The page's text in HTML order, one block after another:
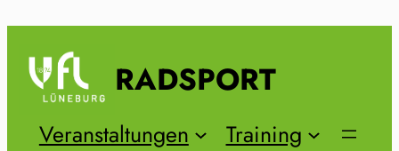
RADSPORT
Veranstaltungen Training